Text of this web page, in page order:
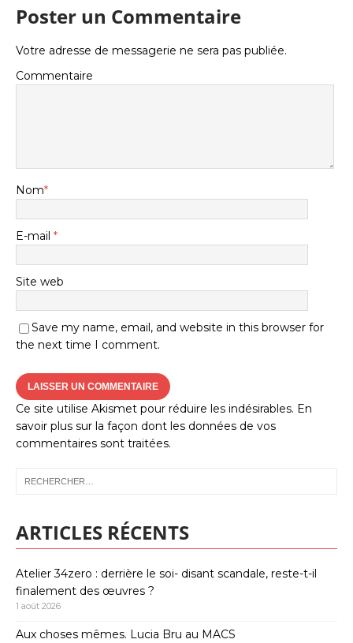
Poster un Commentaire
Votre adresse de messagerie ne sera pas publiée.
Commentaire
Nom*
E-mail *
Site web
Save my name, email, and website in this browser for
the next time I comment.
Ce site utilise Akismet pour réduire les indésirables. En
savoir plus sur la façon dont les données de vos
commentaires sont traitées.
ARTICLES RÉCENTS
Atelier 34zero : derrière le soi- disant scandale, reste-t-il
finalement des œuvres ?
1 août 2026
Aux choses mêmes. Lucia Bru au MACS